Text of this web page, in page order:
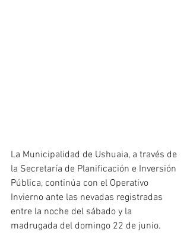
La Municipalidad de Ushuaia, a través de
la Secretaría de Planificación e Inversión
Pública, continúa con el Operativo
Invierno ante las nevadas registradas
entre la noche del sábado y la
madrugada del domingo 22 de junio.